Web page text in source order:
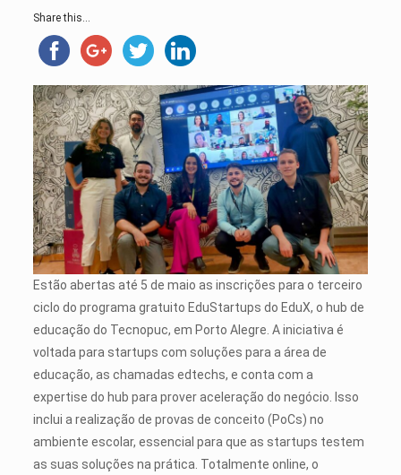
Share this...
Estão abertas até 5 de maio as inscrições para o terceiro
ciclo do programa gratuito EduStartups do EduX, o hub de
educação do Tecnopuc, em Porto Alegre. A iniciativa é
voltada para startups com soluções para a área de
educação, as chamadas edtechs, e conta com a
expertise do hub para prover aceleração do negócio. Isso
inclui a realização de provas de conceito (PoCs) no
ambiente escolar, essencial para que as startups testem
as suas soluções na prática. Totalmente online, o